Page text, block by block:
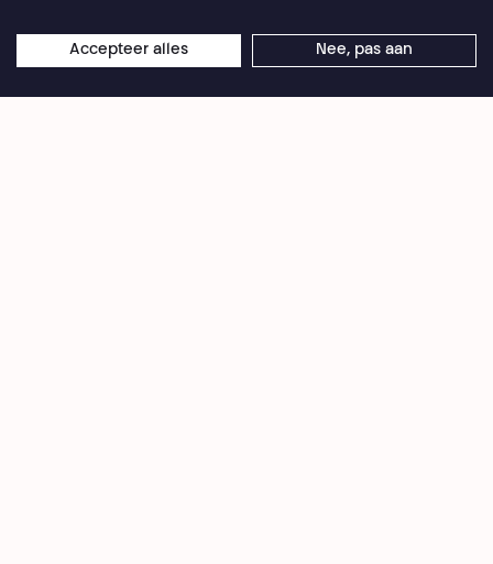
Privacybeleid
Cookie-voorkeuren
Algemene Verkoopvoorwaarden
Gebruiksvoorwaarden Credits
Accepteer alles Nee, pas aan